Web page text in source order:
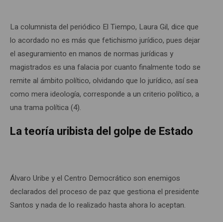
La columnista del periódico El Tiempo, Laura Gil, dice que
lo acordado no es más que fetichismo jurídico, pues dejar
el aseguramiento en manos de normas jurídicas y
magistrados es una falacia por cuanto finalmente todo se
remite al ámbito político, olvidando que lo jurídico, así sea
como mera ideología, corresponde a un criterio político, a
una trama política (4).
La teoría uribista del golpe de Estado
Álvaro Uribe y el Centro Democrático son enemigos
declarados del proceso de paz que gestiona el presidente
Santos y nada de lo realizado hasta ahora lo aceptan.